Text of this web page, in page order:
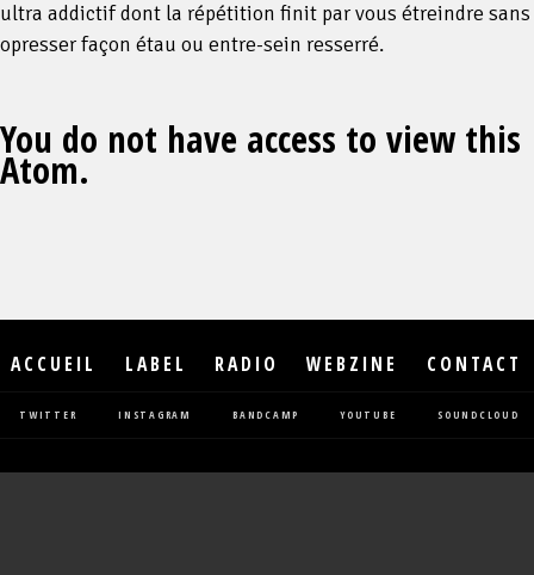
ultra addictif dont la répétition finit par vous étreindre sans
opresser façon étau ou entre-sein resserré.
You do not have access to view this
Atom.
ACCUEIL LABEL RADIO WEBZINE CONTACT
TWITTER INSTAGRAM BANDCAMP YOUTUBE SOUNDCLOUD